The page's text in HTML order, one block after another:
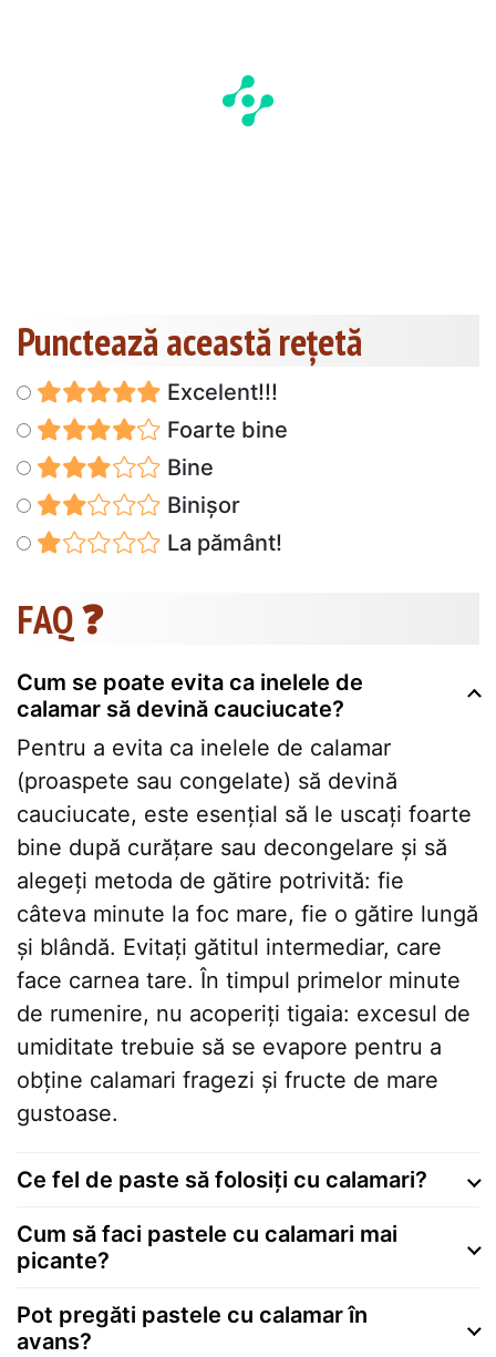
Punctează această reţetă
Excelent!!!
Foarte bine
Bine
Binișor
La pământ!
FAQ ❓
Cum se poate evita ca inelele de
calamar să devină cauciucate?
Pentru a evita ca inelele de calamar
(proaspete sau congelate) să devină
cauciucate, este esențial să le uscați foarte
bine după curățare sau decongelare și să
alegeți metoda de gătire potrivită: fie
câteva minute la foc mare, fie o gătire lungă
și blândă. Evitați gătitul intermediar, care
face carnea tare. În timpul primelor minute
de rumenire, nu acoperiți tigaia: excesul de
umiditate trebuie să se evapore pentru a
obține calamari fragezi și fructe de mare
gustoase.
Ce fel de paste să folosiți cu calamari?
Cum să faci pastele cu calamari mai
picante?
Pot pregăti pastele cu calamar în
avans?